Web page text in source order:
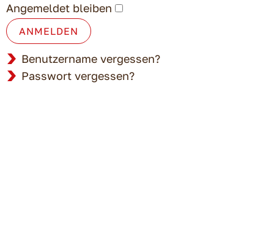
Angemeldet bleiben
ANMELDEN
Benutzername vergessen?
Passwort vergessen?